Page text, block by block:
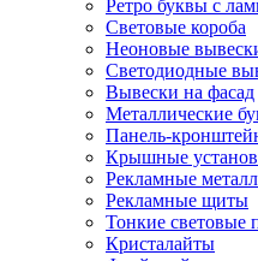
Ретро буквы с
Световые короба
Неоновые
Светодиодные
Вывески на фасад
Металлические
Панель-
Крышные
Рекламные
Рекламные щиты
Тонкие световые
Кристалайты